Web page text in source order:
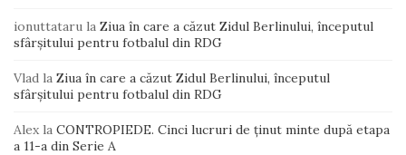
ionuttataru la Ziua în care a căzut Zidul Berlinului, începutul
sfârșitului pentru fotbalul din RDG
Vlad la Ziua în care a căzut Zidul Berlinului, începutul
sfârșitului pentru fotbalul din RDG
Alex la CONTROPIEDE. Cinci lucruri de ținut minte după etapa
a 11-a din Serie A